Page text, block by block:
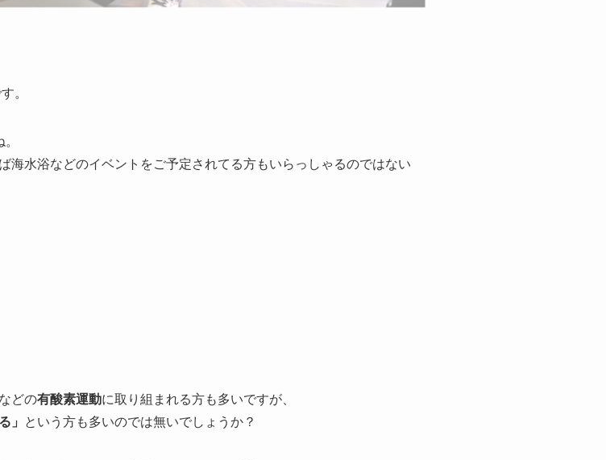
。
海水浴などのイベントをご予定されてる方もいらっしゃるのではない
どの有酸素運動に取り組まれる方も多いですが、
」 という方も多いのでは無いでしょうか？